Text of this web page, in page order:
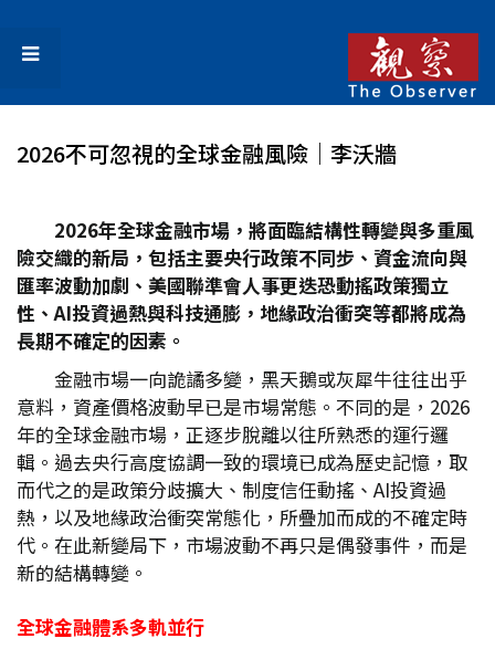
2026不可忽視的全球金融風險│李沃牆
2026年全球金融市場，將面臨結構性轉變與多重風
險交織的新局，包括主要央行政策不同步、資金流向與
匯率波動加劇、美國聯準會人事更迭恐動搖政策獨立
性、AI投資過熱與科技通膨，地緣政治衝突等都將成為
長期不確定的因素。
金融市場一向詭譎多變，黑天鵝或灰犀牛往往出乎
意料，資產價格波動早已是市場常態。不同的是，2026
年的全球金融市場，正逐步脫離以往所熟悉的運行邏
輯。過去央行高度協調一致的環境已成為歷史記憶，取
而代之的是政策分歧擴大、制度信任動搖、AI投資過
熱，以及地緣政治衝突常態化，所疊加而成的不確定時
代。在此新變局下，市場波動不再只是偶發事件，而是
新的結構轉變。
全球金融體系多軌並行